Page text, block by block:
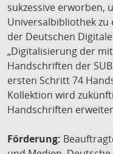
sukzessive erworben,
Universalbibliothek zu
der Deutschen
„Digitalisierung der
Handschriften der
ersten Schritt 74
Kollektion wird
Handschriften
Förderung: